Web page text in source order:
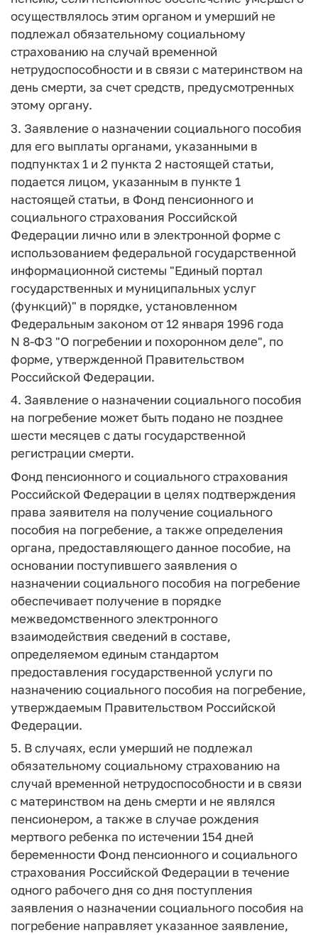
осуществлялось этим органом и умерший не
подлежал обязательному социальному
страхованию на случай временной
нетрудоспособности и в связи с материнством на
день смерти, за счет средств, предусмотренных
этому органу.
3. Заявление о назначении социального пособия
для его выплаты органами, указанными в
подпунктах 1 и 2 пункта 2 настоящей статьи,
подается лицом, указанным в пункте 1
настоящей статьи, в Фонд пенсионного и
социального страхования Российской
Федерации лично или в электронной форме с
использованием федеральной государственной
информационной системы "Единый портал
государственных и муниципальных услуг
(функций)" в порядке, установленном
Федеральным законом от 12 января 1996 года
N 8-ФЗ "О погребении и похоронном деле", по
форме, утвержденной Правительством
Российской Федерации.
4. Заявление о назначении социального пособия
на погребение может быть подано не позднее
шести месяцев с даты государственной
регистрации смерти.
Фонд пенсионного и социального страхования
Российской Федерации в целях подтверждения
права заявителя на получение социального
пособия на погребение, а также определения
органа, предоставляющего данное пособие, на
основании поступившего заявления о
назначении социального пособия на погребение
обеспечивает получение в порядке
межведомственного электронного
взаимодействия сведений в составе,
определяемом единым стандартом
предоставления государственной услуги по
назначению социального пособия на погребение,
утверждаемым Правительством Российской
Федерации.
5. В случаях, если умерший не подлежал
обязательному социальному страхованию на
случай временной нетрудоспособности и в связи
с материнством на день смерти и не являлся
пенсионером, а также в случае рождения
мертвого ребенка по истечении 154 дней
беременности Фонд пенсионного и социального
страхования Российской Федерации в течение
одного рабочего дня со дня поступления
заявления о назначении социального пособия на
погребение направляет указанное заявление,